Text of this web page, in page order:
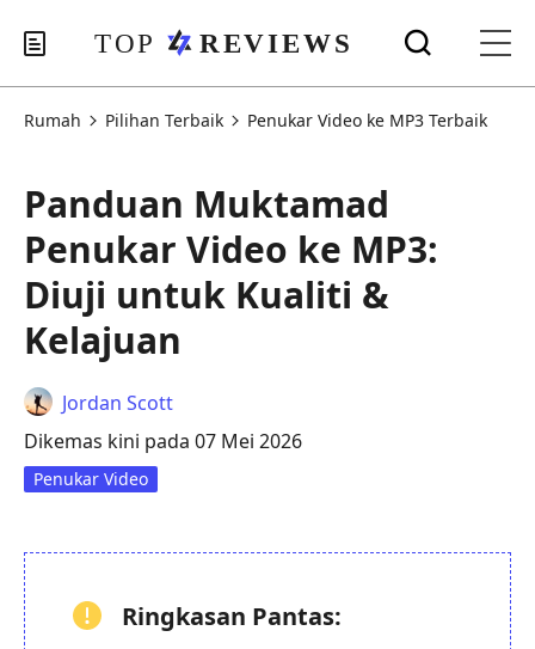
Rumah Pilihan Terbaik Penukar Video ke MP3 Terbaik
Panduan Muktamad
Penukar Video ke MP3:
Diuji untuk Kualiti &
Kelajuan
Jordan Scott
Dikemas kini pada 07 Mei 2026
Penukar Video
Ringkasan Pantas: